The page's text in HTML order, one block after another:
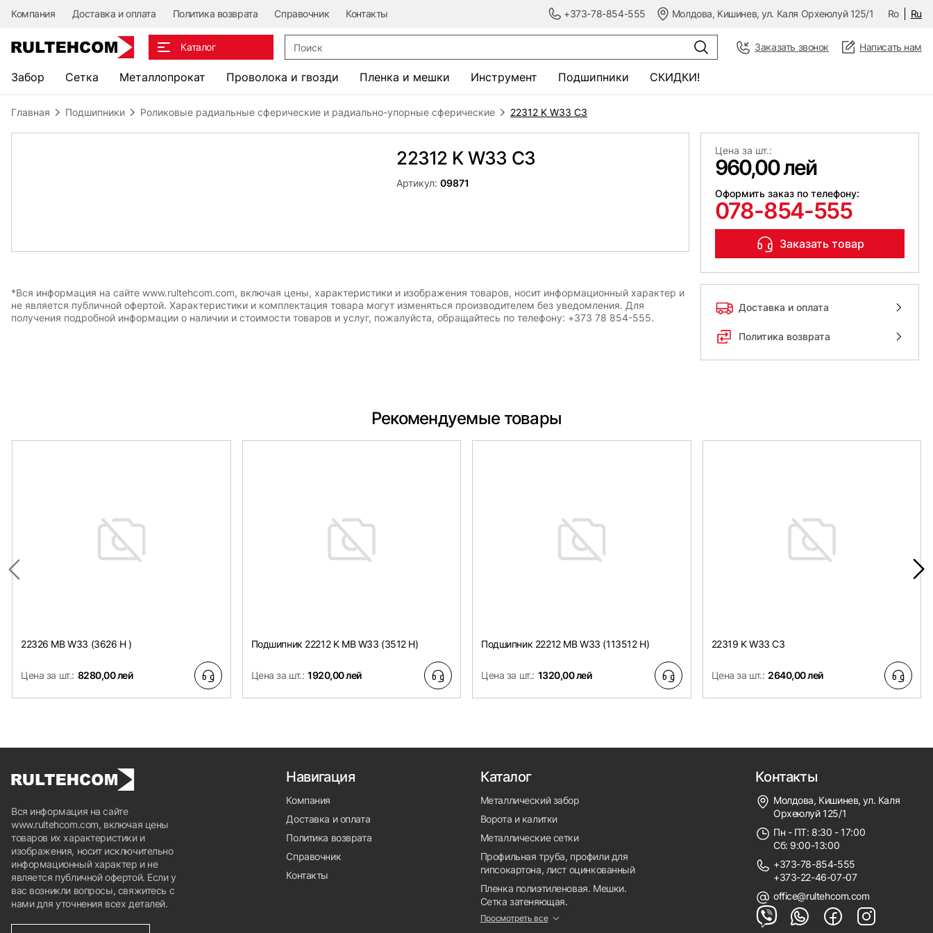
Компания Доставка и оплата Политика возврата Справочник Контакты +373-78-854-555 Молдова, Кишинев, ул. Каля Орхеюлуй 125/1 Ro Ru
Каталог Заказать звонок Написать нам
Забор Сетка Металлопрокат Проволока и гвозди Пленка и мешки Инструмент Подшипники СКИДКИ!
Главная Подшипники Роликовые радиальные сферические и радиально-упорные сферические 22312 K W33 C3
22312 K W33 C3
Артикул:09871
Цена за шт.:
960,00 лей
Оформить заказ по телефону:
078-854-555
Заказать товар
Доставка и оплата
Политика возврата
*Вся информация на сайте www.rultehcom.com, включая цены, характеристики и изображения товаров, носит информационный характер и
не является публичной офертой. Характеристики и комплектация товара могут изменяться производителем без уведомления. Для
получения подробной информации о наличии и стоимости товаров и услуг, пожалуйста, обращайтесь по телефону: +373 78 854-555.
Рекомендуемые товары
22326 MB W33 (3626 H )
Цена за шт.: 8280,00 лей
Подшипник 22212 K MB W33 (3512 H)
Цена за шт.: 1920,00 лей
Подшипник 22212 MB W33 (113512 H)
Цена за шт.: 1320,00 лей
22319 K W33 C3
Цена за шт.: 2640,00 лей
Вся информация на сайте
www.rultehcom.com, включая цены
товаров их характеристики и
изображения, носит исключительно
информационный характер и не
является публичной офертой. Если у
вас возникли вопросы, свяжитесь с
нами для уточнения всех деталей.
Навигация
Компания
Доставка и оплата
Политика возврата
Справочник
Контакты
Каталог
Металлический забор
Ворота и калитки
Металлические сетки
Профильная труба, профили для
гипсокартона, лист оцинкованный
Пленка полиэтиленовая. Мешки.
Сетка затеняющая.
Просмотреть все
Контакты
Молдова, Кишинев, ул. Каля
Орхеюлуй 125/1
Пн - ПТ: 8:30 - 17:00
Сб: 9:00-13:00
+373-78-854-555
+373-22-46-07-07
office@rultehcom.com